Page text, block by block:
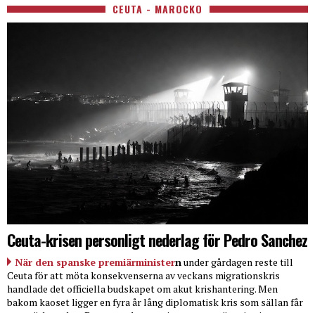
CEUTA - MAROCKO
Ceuta-krisen personligt nederlag för Pedro Sanchez
När den spanske premiärministernunder gårdagen reste till
Ceuta för att möta konsekvenserna av veckans migrationskris
handlade det officiella budskapet om akut krishantering. Men
bakom kaoset ligger en fyra år lång diplomatisk kris som sällan får